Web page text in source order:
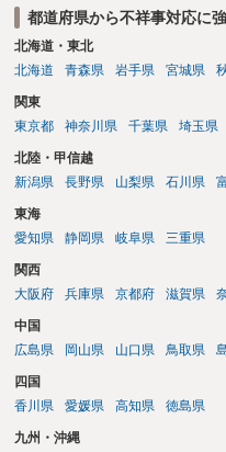
都道府県から不祥事対応に
北海道・東北
北海道
青森県 岩手県 宮城県
関東
東京都
神奈川県 千葉県 埼玉県
北陸・甲信越
新潟県
長野県 山梨県 石川県
東海
愛知県
静岡県 岐阜県 三重県
関西
大阪府
兵庫県 京都府 滋賀県
中国
広島県
岡山県 山口県 鳥取県
四国
香川県
愛媛県 高知県 徳島県
九州・沖縄